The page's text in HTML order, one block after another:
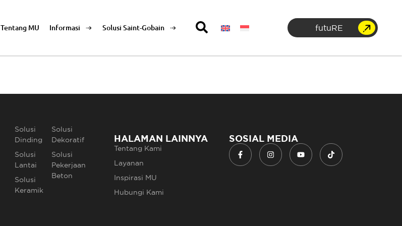
Tentang MU Informasi Solusi Saint-Gobain futuRE
Solusi
Dinding
Solusi
Lantai
Solusi
Keramik
Solusi
Dekoratif
Solusi
Pekerjaan
Beton
HALAMAN LAINNYA
Tentang Kami
Layanan
Inspirasi MU
Hubungi Kami
SOSIAL MEDIA